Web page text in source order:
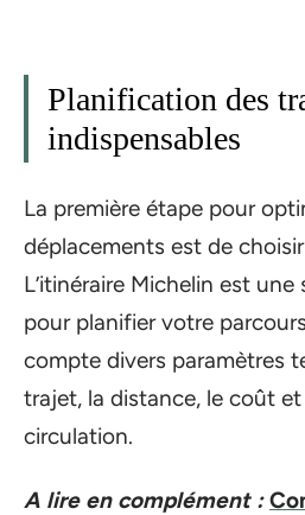
Planification des
indispensables
La première étape pour
déplacements est de
L’itinéraire Michelin est
pour planifier votre
compte divers paramètres
trajet, la distance, le coût
circulation.
A lire en complément :